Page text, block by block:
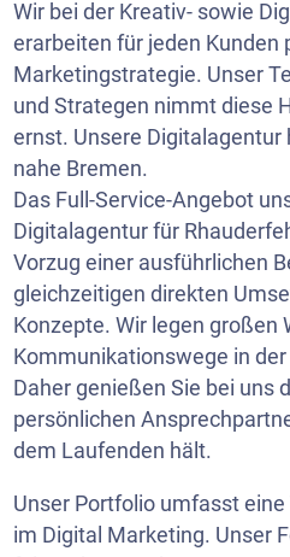
Wir bei der Kreativ- sowie
erarbeiten für jeden Kunden
Marketingstrategie. Unser
und Strategen nimmt diese
ernst. Unsere Digitalagentur
nahe Bremen.
Das Full-Service-Angebot
Digitalagentur für
Vorzug einer ausführlichen
gleichzeitigen direkten
Konzepte. Wir legen großen
Kommunikationswege in
Daher genießen Sie bei uns
persönlichen
dem Laufenden hält.
Unser Portfolio umfasst
im Digital Marketing. Unser